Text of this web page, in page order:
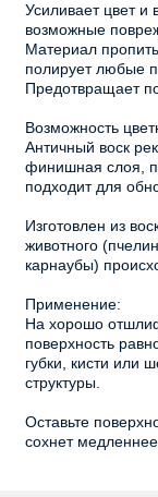
Усиливает цвет
возможные
Материал
полирует любые
Предотвращает
Возможность
Античный воск
финишная слоя,
подходит для
Изготовлен из
животного
карнаубы)
Применение:
На хорошо
поверхность
губки, кисти или
структуры.
Оставьте
сохнет